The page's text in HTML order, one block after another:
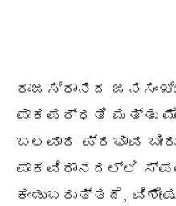
ರಾಜಸ್ಥಾನದ
ಪಾಕಪದ್ಧತಿ ಮತ್ತು
ಬಲವಾದ ಪ್ರಭಾವ
ಪಾಕವಿಧಾನದಲ್ಲಿ
ಕಂಡುಬರುತ್ತದೆ,